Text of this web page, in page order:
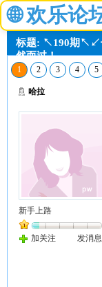
🌐 欢乐论
标题: ↖190期↖↙
然而过！
1 2 3 4 5
哈拉
新手上路
加关注 发消息